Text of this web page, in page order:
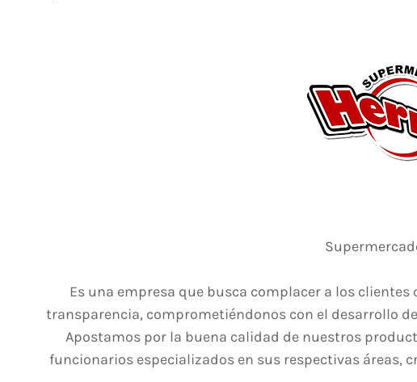
Es una empresa que busca complacer a los
transparencia, comprometiéndonos con el desarrollo
Apostamos por la buena calidad de nuestros
funcionarios especializados en sus respectivas áreas,